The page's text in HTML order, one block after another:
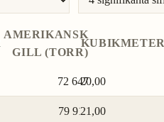
AMERIKANSK
GILL (TORR)
72 647
79 911
KUBIKMETER
20,00
21,00